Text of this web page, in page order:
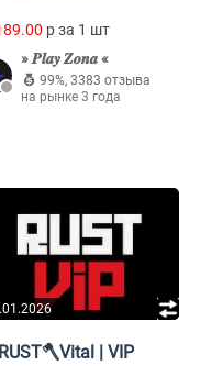
p за 1 шт
» 𝑷𝒍𝒂𝒚 𝒁𝒐𝒏𝒂 «
99%, 3383 отзыва
на рынке 3 года
| VIP